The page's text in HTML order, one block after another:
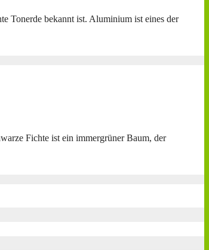
Tonerde bekannt ist. Aluminium ist eines der
Fichte ist ein immergrüner Baum, der